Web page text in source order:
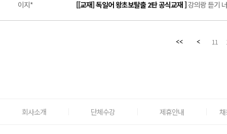
이지* [[교재] 독일어 왕초보탈출 2탄 공식교재 ]강의랑 듣기
11
회사소개 단체수강 제휴안내